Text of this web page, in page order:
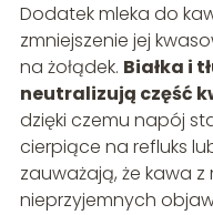
Dodatek mleka do
zmniejszenie jej
na żołądek. Białka i
neutralizują część
dzięki czemu napój
cierpiące na refluks
zauważają, że kawa
nieprzyjemnych